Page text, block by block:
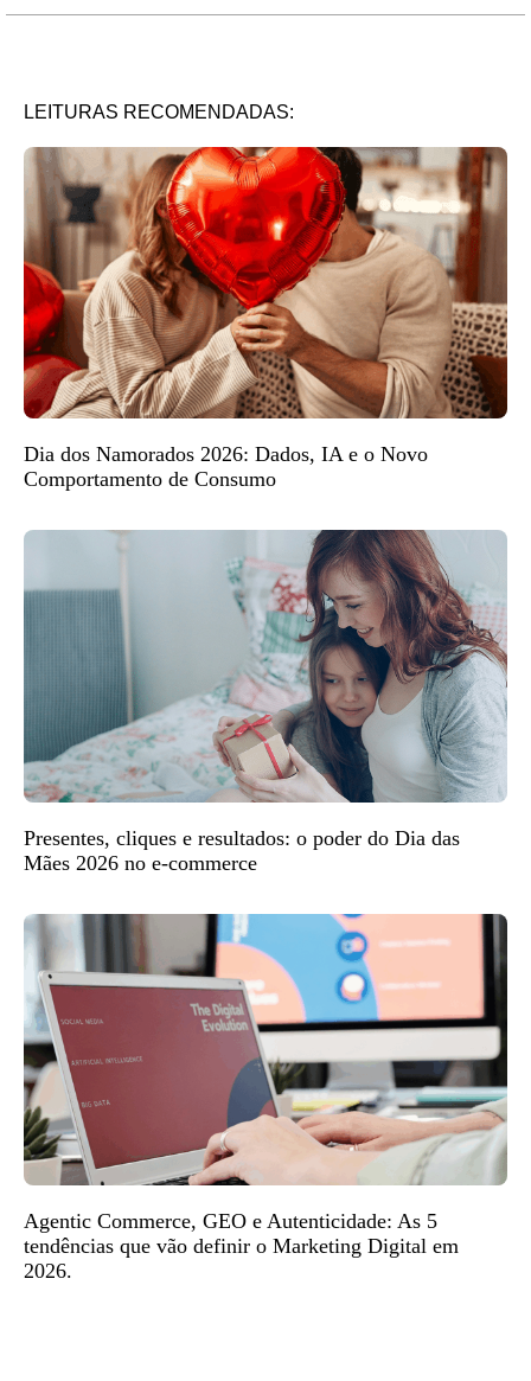
LEITURAS RECOMENDADAS:
Dia dos Namorados 2026: Dados, IA e o Novo
Comportamento de Consumo
Presentes, cliques e resultados: o poder do Dia das
Mães 2026 no e-commerce
Agentic Commerce, GEO e Autenticidade: As 5
tendências que vão definir o Marketing Digital em
2026.